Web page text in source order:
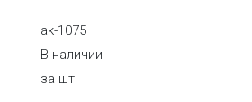
ak-1075
В наличии
за шт